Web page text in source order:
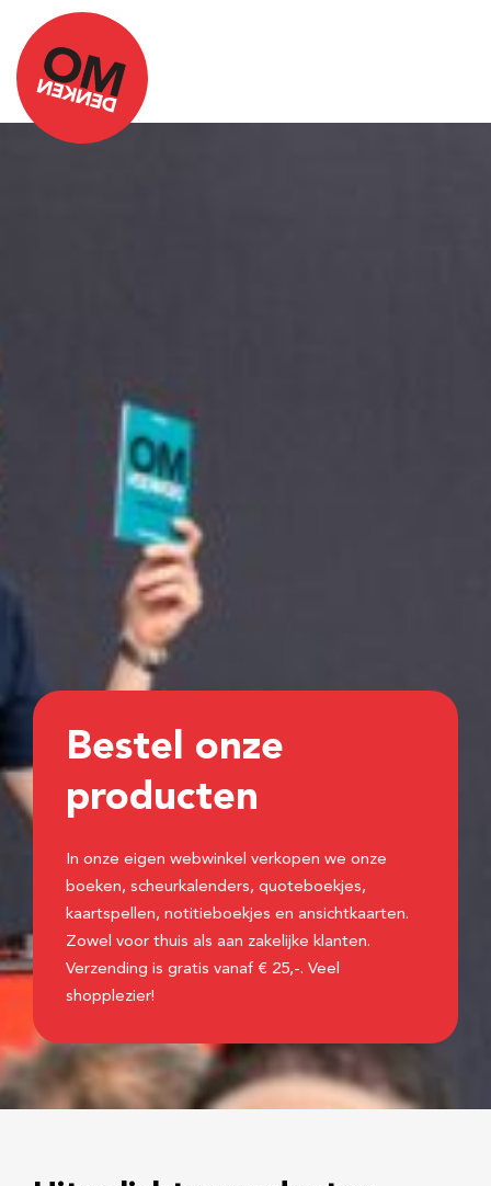
Bestel onze
producten
In onze eigen webwinkel verkopen we onze
boeken, scheurkalenders, quoteboekjes,
kaartspellen, notitieboekjes en ansichtkaarten.
Zowel voor thuis als aan zakelijke klanten.
Verzending is gratis vanaf € 25,-. Veel
shopplezier!